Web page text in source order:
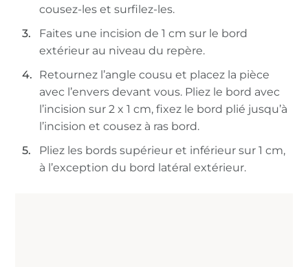
cousez-les et surfilez-les.
Faites une incision de 1 cm sur le bord
extérieur au niveau du repère.
Retournez l’angle cousu et placez la pièce
avec l’envers devant vous. Pliez le bord avec
l’incision sur 2 x 1 cm, fixez le bord plié jusqu’à
l’incision et cousez à ras bord.
Pliez les bords supérieur et inférieur sur 1 cm,
à l’exception du bord latéral extérieur.